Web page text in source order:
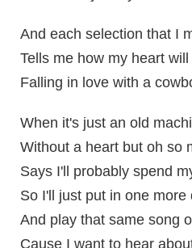
And each selection that I
Tells me how my heart
Falling in love with a
When it's just an old
Without a heart but oh so
Says I'll probably spend
So I'll just put in one more
And play that same song
Cause I want to hear